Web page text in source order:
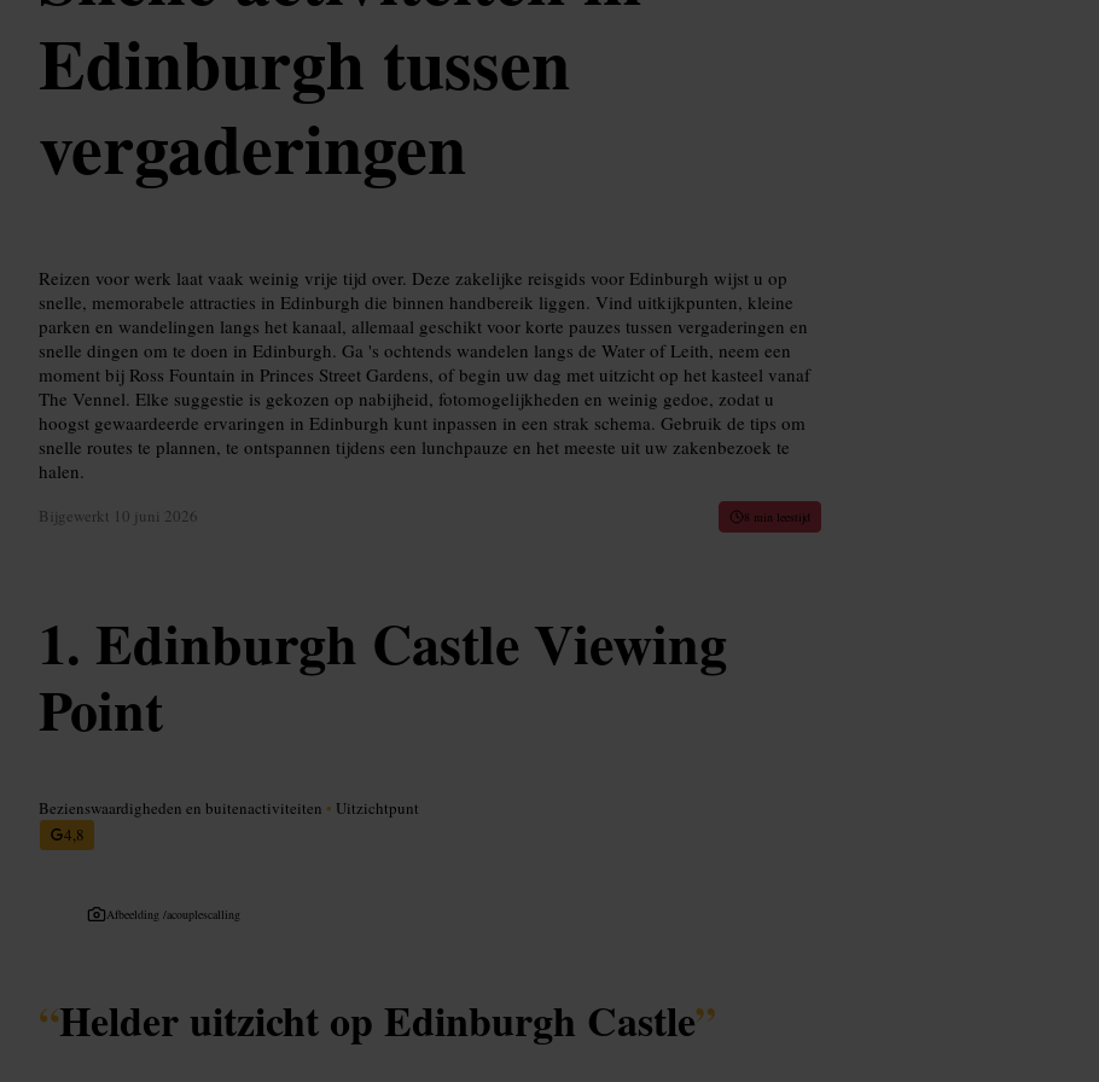
Edinburgh tussen
vergaderingen
Reizen voor werk laat vaak weinig vrije tijd over. Deze zakelijke reisgids voor Edinburgh wijst u op
snelle, memorabele attracties in Edinburgh die binnen handbereik liggen. Vind uitkijkpunten, kleine
parken en wandelingen langs het kanaal, allemaal geschikt voor korte pauzes tussen vergaderingen en
snelle dingen om te doen in Edinburgh. Ga 's ochtends wandelen langs de Water of Leith, neem een
moment bij Ross Fountain in Princes Street Gardens, of begin uw dag met uitzicht op het kasteel vanaf
The Vennel. Elke suggestie is gekozen op nabijheid, fotomogelijkheden en weinig gedoe, zodat u
hoogst gewaardeerde ervaringen in Edinburgh kunt inpassen in een strak schema. Gebruik de tips om
snelle routes te plannen, te ontspannen tijdens een lunchpauze en het meeste uit uw zakenbezoek te
halen.
Bijgewerkt 10 juni 2026 8 min leestijd
Edinburgh Castle Viewing
Point
Bezienswaardigheden en buitenactiviteiten • Uitzichtpunt
4,8
Afbeelding /acouplescalling
“Helder uitzicht op Edinburgh Castle”